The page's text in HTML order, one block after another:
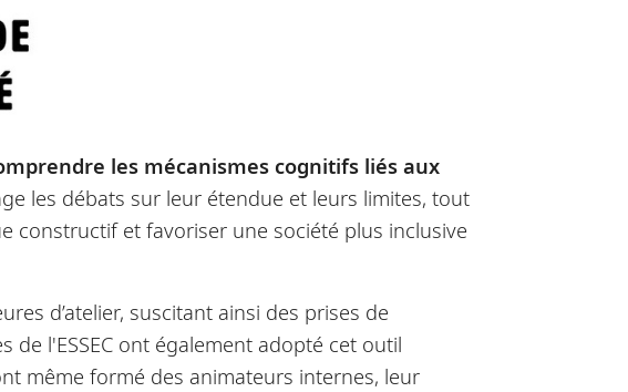
les mécanismes cognitifs liés aux
les débats sur leur étendue et leurs limites, tout
et favoriser une société plus inclusive
d’atelier, suscitant ainsi des prises de
l'ESSEC ont également adopté cet outil
même formé des animateurs internes, leur